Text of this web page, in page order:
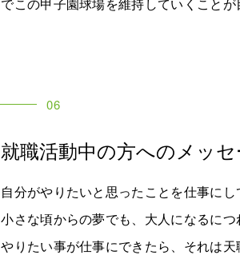
でこの甲子園球場を維持していくことが
06
就職活動中の方へのメッセ
自分がやりたいと思ったことを仕事にし
小さな頃からの夢でも、大人になるにつ
やりたい事が仕事にできたら、それは